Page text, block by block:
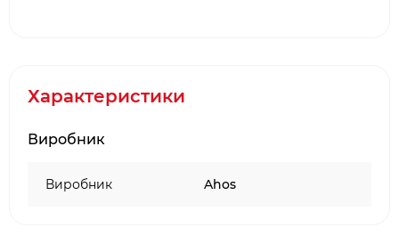
Характеристики
Виробник
Виробник Ahos